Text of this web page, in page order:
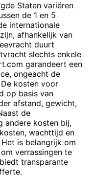
Staten variëren
de 1 en 5
internationale
afhankelijk van
duurt
slechts enkele
garandeert een
ongeacht de
kosten voor
op basis van
afstand, gewicht,
de
andere kosten bij,
wachttijd en
is belangrijk om
verrassingen te
transparante